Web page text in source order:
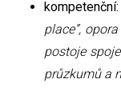
kompetenční:
place”,
postoje
průzkumů a